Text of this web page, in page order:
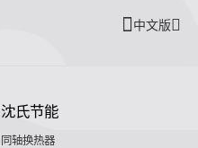
中文版
沈氏节能
同轴换热器